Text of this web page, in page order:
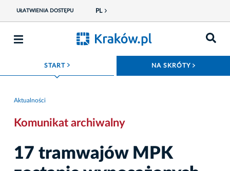
UŁATWIENIA DOSTĘPU PL
START ROZWIŃ MENU NA SKRÓTY
Aktualności
Komunikat archiwalny
17 tramwajów MPK